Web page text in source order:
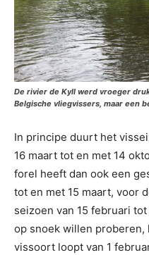
De rivier de Kyll werd vroeger
Belgische vliegvissers, maar een
In principe duurt het
16 maart tot en met 14
forel heeft dan ook een
tot en met 15 maart, voor
seizoen van 15 februari
op snoek willen proberen,
vissoort loopt van 1